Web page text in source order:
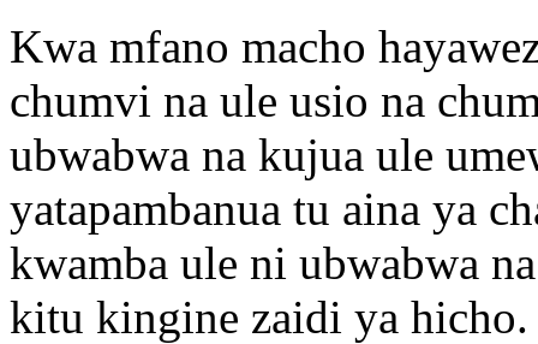
Kwa mfano macho
chumvi na ule usio na
ubwabwa na kujua ule
yatapambanua tu aina ya
kwamba ule ni ubwabwa
kitu kingine zaidi ya hicho.